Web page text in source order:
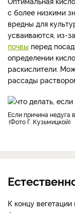
с более низкими
вредны для
усваиваются, из-
почвы перед
определении
раскислители.
рассады
Если причина недуга
Фото Г. Кузьмицкой
К концу